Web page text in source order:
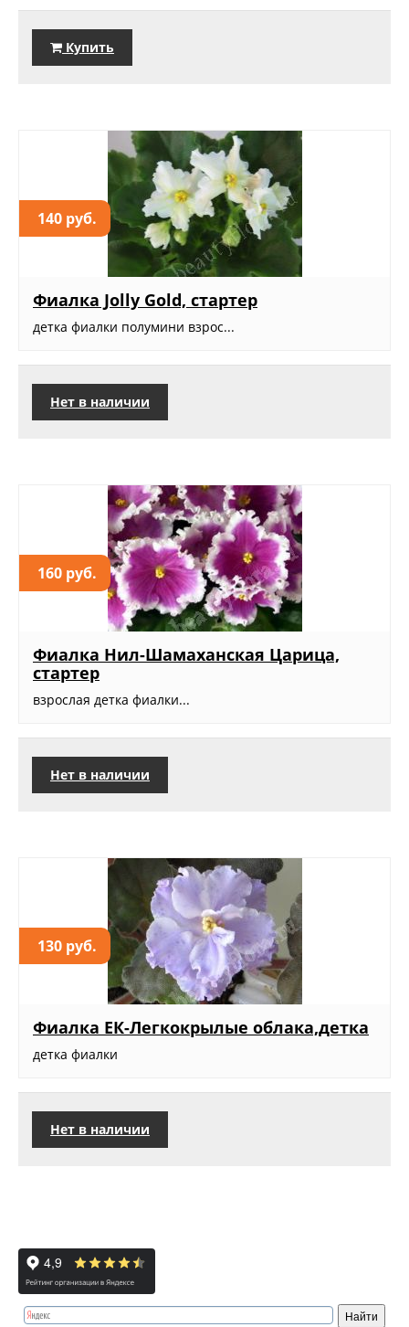
Купить
140 руб.
Фиалка Jolly Gold, стартер
детка фиалки полумини взрос...
Нет в наличии
160 руб.
Фиалка Нил-Шамаханская Царица,
стартер
взрослая детка фиалки...
Нет в наличии
130 руб.
Фиалка ЕК-Легкокрылые облака,детка
детка фиалки
Нет в наличии